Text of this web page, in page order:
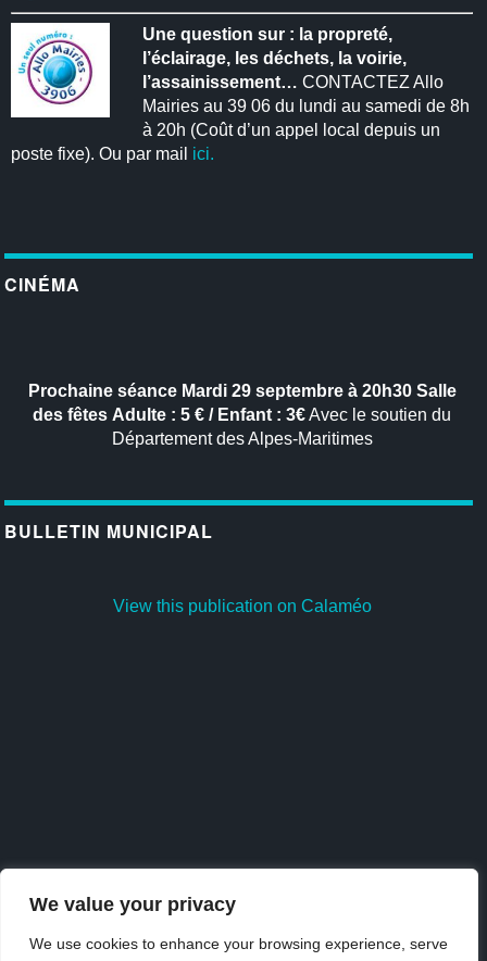
We value your privacy
We use cookies to enhance your browsing experience, serve
Une question sur : la propreté,
l’éclairage, les déchets, la voirie,
l’assainissement… CONTACTEZ Allo
Mairies au 39 06 du lundi au samedi de 8h
à 20h (Coût d’un appel local depuis un
poste fixe). Ou par mail ici.
CINÉMA
Prochaine séanceMardi 29 septembre à 20h30 Salle
des fêtes Adulte : 5 € / Enfant : 3€Avec le soutien du
Département des Alpes-Maritimes
BULLETIN MUNICIPAL
View this publication on Calaméo